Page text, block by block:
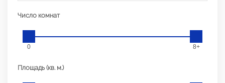
Число комнат
0 8+
Площадь (кв. м.)